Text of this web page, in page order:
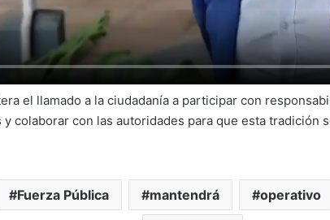
el llamado a la ciudadanía a participar con
colaborar con las autoridades para que esta tradición
Fuerza Pública mantendrá operativo